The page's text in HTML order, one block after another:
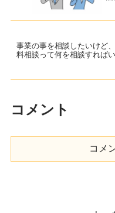
事業の事を相談したいけど
料相談って何を相談すれば
コメント
コメ